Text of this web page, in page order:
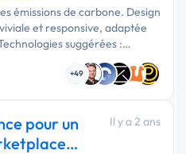
émissions de carbone. Design
et responsive, adaptée
suggérées :
WooCommerce, ou
+49
pour un
Il y a 2 ans